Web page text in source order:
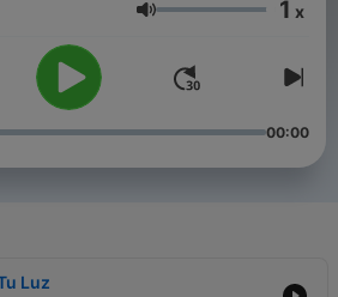
Volumen 1 x
00:00
Luz